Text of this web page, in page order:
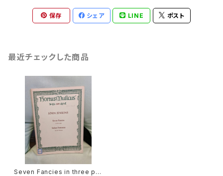
保存 シェア LINE ポスト
最近チェックした商品
Seven Fancies in three par